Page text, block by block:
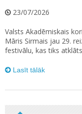
23/07/2026
Valsts Akadēmiskais
Māris Sirmais jau 29.
festivālu, kas tiks
Lasīt tālāk